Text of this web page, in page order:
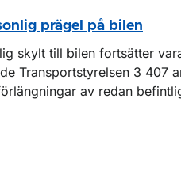
prägel på bilen
skylt till bilen fortsätter
Transportstyrelsen 3 407
av redan